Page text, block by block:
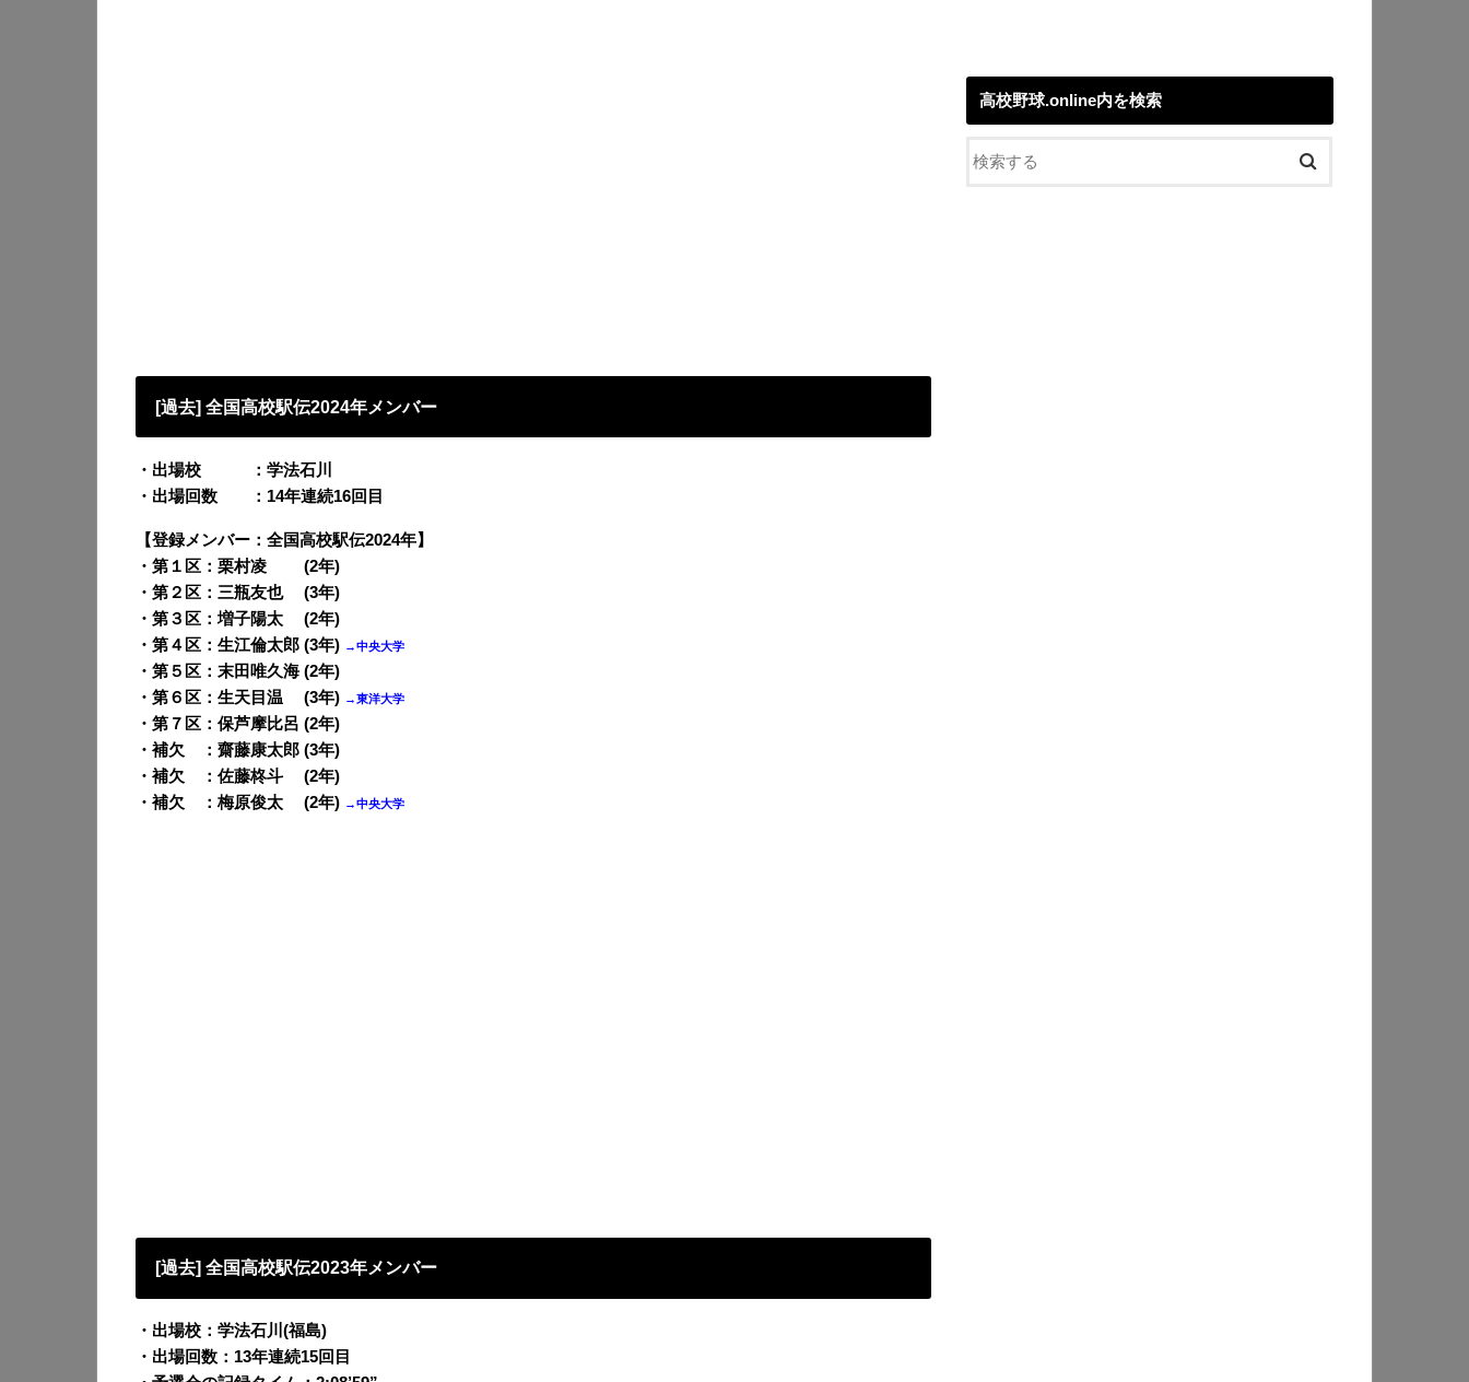
[過去] 全国高校駅伝2024年メンバー
・出場校 ：学法石川
・出場回数 ：14年連続16回目
【登録メンバー：全国高校駅伝2024年】
・第１区：栗村凌 (2年)
・第２区：三瓶友也 (3年)
・第３区：増子陽太 (2年)
・第４区：生江倫太郎 (3年) →中央大学
・第５区：末田唯久海 (2年)
・第６区：生天目温 (3年) →東洋大学
・第７区：保芦摩比呂 (2年)
・補欠 ：齋藤康太郎 (3年)
・補欠 ：佐藤柊斗 (2年)
・補欠 ：梅原俊太 (2年) →中央大学
[過去] 全国高校駅伝2023年メンバー
・出場校：学法石川(福島)
・出場回数：13年連続15回目
高校野球.online内を検索